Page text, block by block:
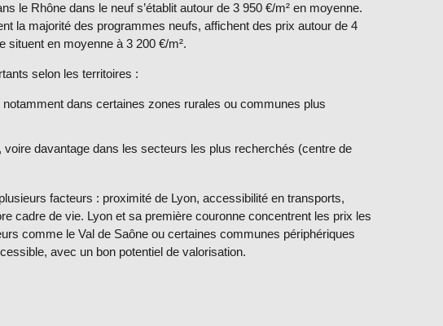
le Rhône dans le neufs’établit autour de 3 950 €/m²en moyenne.
la majorité des programmes neufs, affichent des prix autour de 4
situent en moyenne à 3 200 €/m².
selon les territoires :
notamment dans certaines zones rurales ou communes plus
voire davantage dans les secteurs les plus recherchés (centre de
facteurs : proximité de Lyon, accessibilité en transports,
cadre de vie. Lyon et sa première couronneconcentrent les prix les
comme le Val de Saône ou certaines communes périphériques
avec un bon potentiel de valorisation.